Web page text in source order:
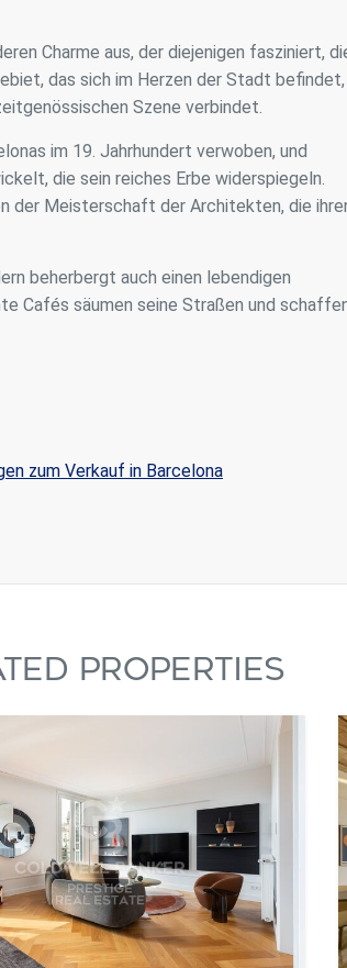
Charme aus, der diejenigen fasziniert,
das sich im Herzen der Stadt befindet,
Szene verbindet.
im 19. Jahrhundert verwoben, und
die sein reiches Erbe widerspiegeln.
der Meisterschaft der Architekten, die
beherbergt auch einen lebendigen
Cafés säumen seine Straßen und
zum Verkauf in Barcelona
PROPERTIES